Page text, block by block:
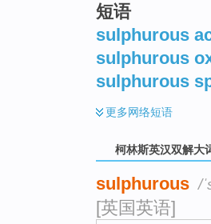
短语
sulphurous
sulphurous
sulphurous
更多网络短语
柯林斯英汉双解大
sulphurous /
[英国英语]